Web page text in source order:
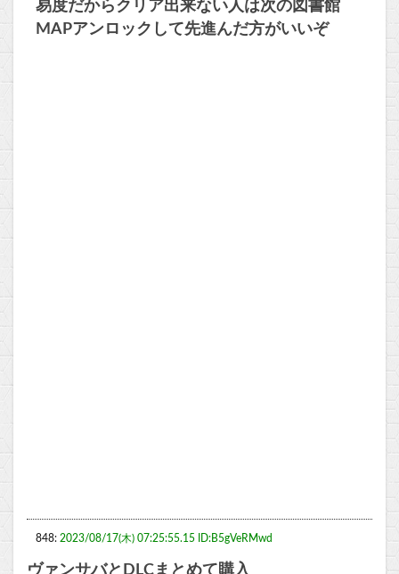
易度だからクリア出来ない人は次の図書館
MAPアンロックして先進んだ方がいいぞ
848: 2023/08/17(木) 07:25:55.15 ID:B5gVeRMwd
ヴァンサバとDLCまとめて購入